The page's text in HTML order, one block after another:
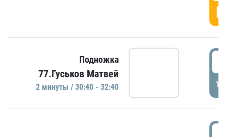
Подножка
77.Гуськов Матвей
2 минуты / 30:40 - 32:40